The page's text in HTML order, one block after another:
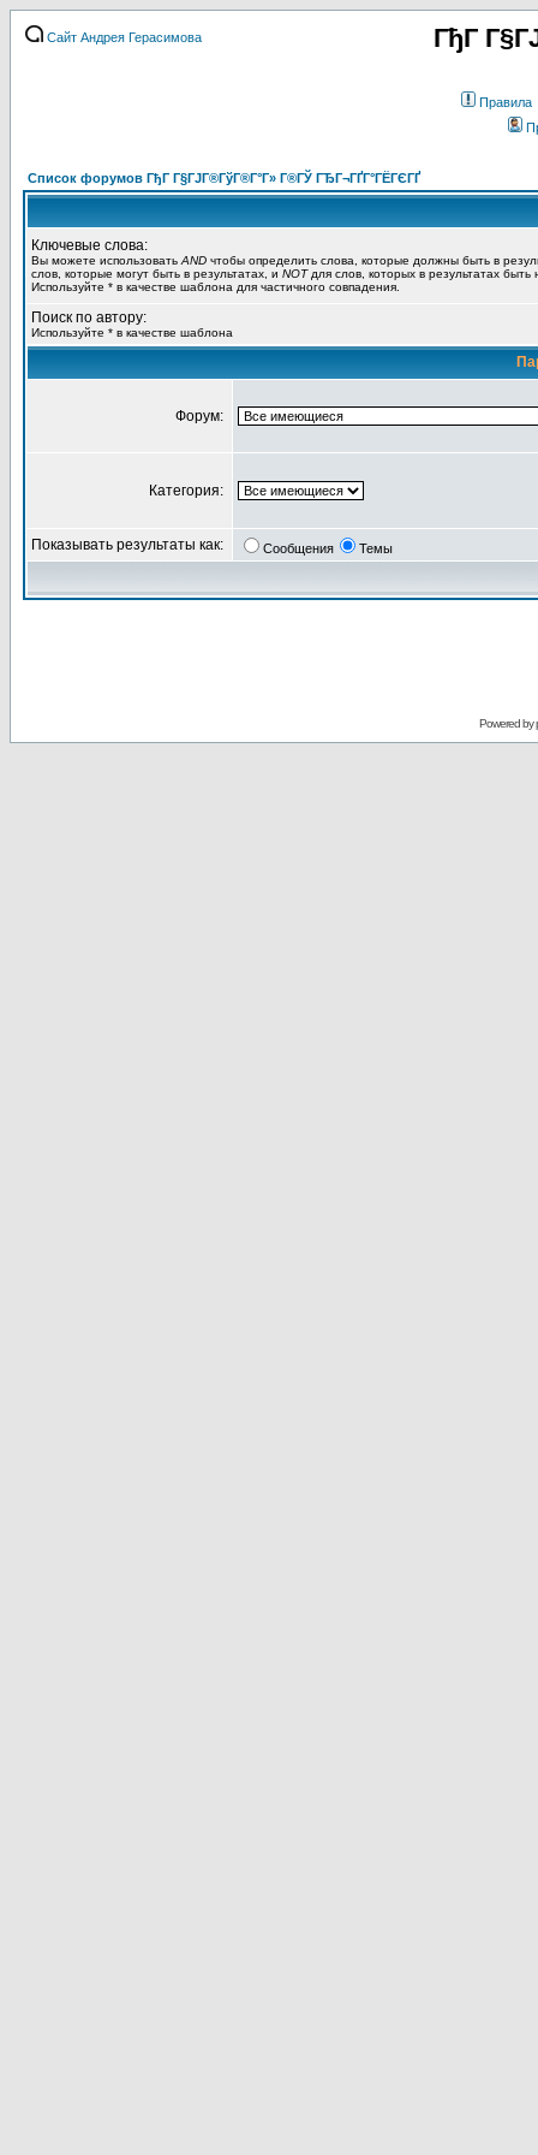
Сайт Андрея Герасимова ГђГ
Правила
Список форумов ГђГ Г§ГЈГ®ГўГ®Г°Г» Г®ГЎ ГЂГ¬ГҐГ°ГЁГЄГҐ
Ключевые слова:
Вы можете использовать AND чтобы определить слова, которые должны быть в
слов, которые могут быть в результатах, и NOTдля слов, которых в результатах
Используйте * в качестве шаблона для частичного совпадения.
Поиск по автору:
Используйте * в качестве шаблона
Форум:
Категория:
Показывать результаты как: Сообщения Темы
Powered by